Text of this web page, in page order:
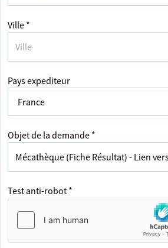
Ville *
Pays expediteur
Objet de la demande *
Test anti-robot *